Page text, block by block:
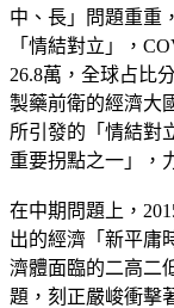
中、長」問題重重
「情結對立」，
26.8萬，全球占比
製藥前衛的經濟大
所引發的「情結對
重要拐點之一」，
在中期問題上，
出的經濟「新平庸
濟體面臨的二高二
題，刻正嚴峻衝擊